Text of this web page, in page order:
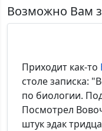
*Максимальное кол-во
Возможно Вам
Приходит как-то
столе записка:
по биологии.
Посмотрел
штук эдак